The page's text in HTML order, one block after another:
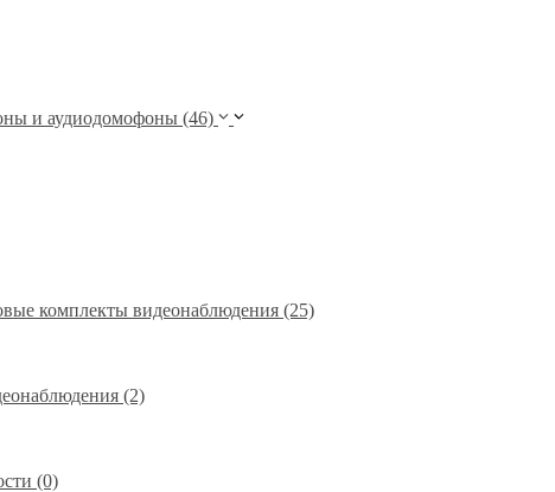
и аудиодомофоны (46)
комплекты видеонаблюдения (25)
(2)
(0)